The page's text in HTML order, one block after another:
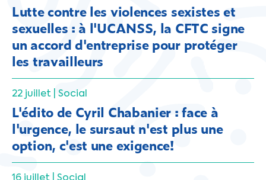
Lutte contre les violences sexistes et
sexuelles : à l'UCANSS, la CFTC signe
un accord d'entreprise pour protéger
les travailleurs
22 juillet | Social
L'édito de Cyril Chabanier : face à
l'urgence, le sursaut n'est plus une
option, c'est une exigence!